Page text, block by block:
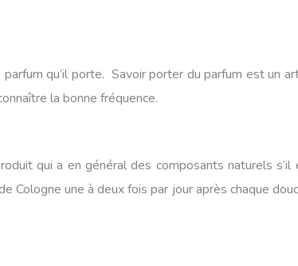
qu’il porte. Savoir porter du parfum est un
la bonne fréquence.
qui a en général des composants naturels s’il
une à deux fois par jour après chaque